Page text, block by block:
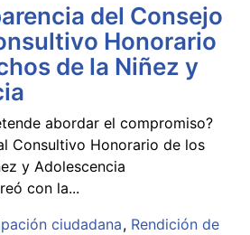
del Consejo
Honorario
de la Niñez y
abordar el compromiso?
Consultivo Honorario de los
y Adolescencia
con la...
ciudadana Rendición de